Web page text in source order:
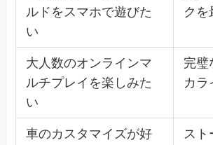
ルドをスマホで遊びた
い
クを
大人数のオンラインマ
ルチプレイを楽しみた
い
完璧
カラ
車のカスタマイズが好
ス